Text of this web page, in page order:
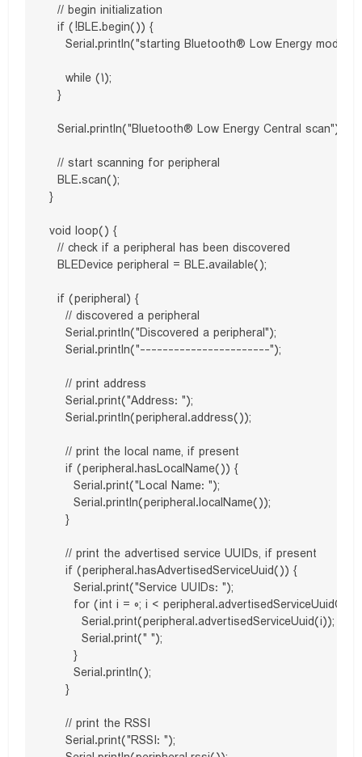
  // begin initialization
  if (!BLE.begin()) {
Serial.println("starting Bluetooth® Low Energy module
    while (1);
  }
  Serial.println("Bluetooth® Low Energy Central scan");
  // start scanning for peripheral
  BLE.scan();
}
void loop() {
  // check if a peripheral has been discovered
  BLEDevice peripheral = BLE.available();
  if (peripheral) {
    // discovered a peripheral
    Serial.println("Discovered a peripheral");
    Serial.println("-----------------------");
    // print address
    Serial.print("Address: ");
    Serial.println(peripheral.address());
    // print the local name, if present
    if (peripheral.hasLocalName()) {
      Serial.print("Local Name: ");
      Serial.println(peripheral.localName());
    }
    // print the advertised service UUIDs, if present
    if (peripheral.hasAdvertisedServiceUuid()) {
      Serial.print("Service UUIDs: ");
for (int i = 0; i <
        Serial.print(peripheral.advertisedServiceUuid(i));
        Serial.print(" ");
      }
      Serial.println();
    }
    // print the RSSI
    Serial.print("RSSI: ");